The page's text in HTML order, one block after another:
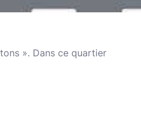
». Dans ce quartier